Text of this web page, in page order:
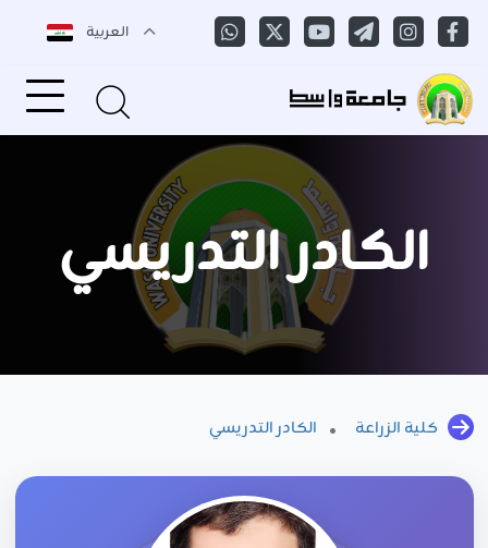
العربية
الكادر التدريسي
كلية الزراعة الكادر التدريسي